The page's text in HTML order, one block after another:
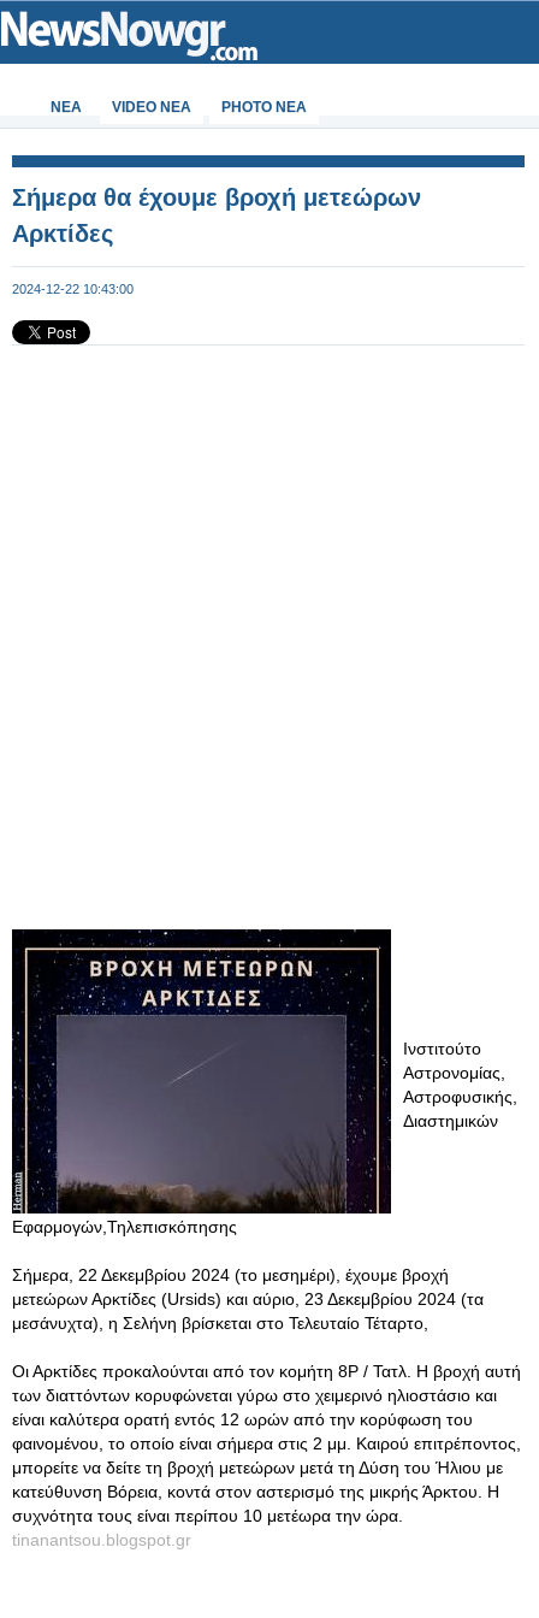
ΝΕΑ VIDEO NEA PHOTO NEA
Σήμερα θα έχουμε βροχή μετεώρων
Αρκτίδες
2024-12-22 10:43:00
Ινστιτούτο
Αστρονομίας,
Αστροφυσικής,
Διαστημικών
Εφαρμογών,Τηλεπισκόπησης
Σήμερα, 22 Δεκεμβρίου 2024 (το μεσημέρι), έχουμε βροχή
μετεώρων Αρκτίδες (Ursids) και αύριο, 23 Δεκεμβρίου 2024 (τα
μεσάνυχτα), η Σελήνη βρίσκεται στο Τελευταίο Τέταρτο,
Οι Αρκτίδες προκαλούνται από τον κομήτη 8P / Τατλ. Η βροχή αυτή
των διαττόντων κορυφώνεται γύρω στο χειμερινό ηλιοστάσιο και
είναι καλύτερα ορατή εντός 12 ωρών από την κορύφωση του
φαινομένου, το οποίο είναι σήμερα στις 2 μμ. Καιρού επιτρέποντος,
μπορείτε να δείτε τη βροχή μετεώρων μετά τη Δύση του Ήλιου με
κατεύθυνση Βόρεια, κοντά στον αστερισμό της μικρής Άρκτου. Η
συχνότητα τους είναι περίπου 10 μετέωρα την ώρα.
tinanantsou.blogspot.gr